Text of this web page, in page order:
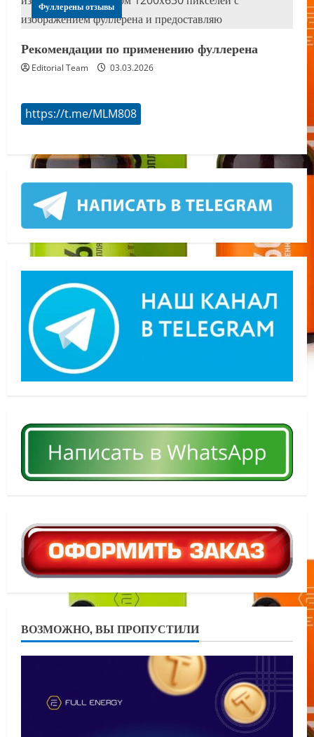
Фуллерены отзывы
Рекомендации по применению фуллерена
Editorial Team 03.03.2026
https://t.me/MLM808
ВОЗМОЖНО, ВЫ ПРОПУСТИЛИ